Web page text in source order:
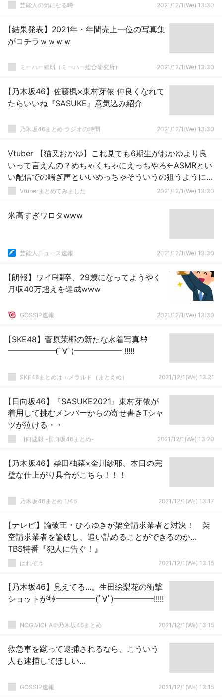
芸能人の気になる噂 2021/12/1(We) 13:30
【結果発表】2021年・年間売上一位の写真集
がコチラｗｗｗｗ
ミーハー総研（ミーハー総合研究所） 2021/12/1(We) 13:30
【乃木坂46】佐藤楓×東村芽依 仲良くなれて
たらいいね『SASUKE』意気込み紹介
乃木坂46まとめ ラジオの時間 2021/12/1(We) 13:30
Vtuber 【猫又おかゆ】これ見ても6期生がおかゆより良
いって言えんの？めちゃくちゃにえっちやろ←ASMRとい
い配信での喘ぎ声といいめっちゃそういうの狙うようにな
ったよな
Vtuberまとめてみました 2021/12/1(We) 13:30
米高すぎワロタwww
芸能人ニュース速報 2021/12/1(We) 13:30
【朗報】ワイF欄卒、29歳になってようやく
月収40万超えを達成www
GOSSIP速報 2021/12/1(We) 13:30
【SKE48】菅原茉椰の新たな水着写真ｷﾀ
━━━━━━(ﾟ∀ﾟ)━━━━━━ !!!!!
SKE48まとめはエメラルド（まとえめ） 2021/12/1(We) 13:21
【日向坂46】『SASUKE2021』東村芽依が
着用して挑むメンバーからの寄せ書きTシャ
ツが泣ける・・
日向速報 -日向坂46まとめ- 2021/12/1(We) 13:20
【乃木坂46】柴田柚菜×金川紗耶、本日の完
璧な仕上がり具合がこちら！！！
乃木坂46まとめ 1/46 2021/12/1(We) 13:17
【テレビ】論破王・ひろゆきが架空請求業者と対決！ 架
空請求業者を論破し、追い詰めることができるのか…
TBS特番『犯人に告ぐ！』
はれぞう 2021/12/1(We) 13:15
【乃木坂46】見えてる...。生田絵梨花の衝撃
ショットがｷﾀ━━━━━(ﾟ∀ﾟ)━━━━━!!!!!
NOGIVIOLA＠乃木坂46まとめ 2021/12/1(We) 13:15
救急車を蹴って逮捕されるなら、こういう
人も逮捕してほしい…
GOSSIP速報 2021/12/1(We) 13:15